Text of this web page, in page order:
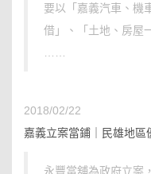
要以「嘉義汽車、機
借」、「土地、房屋
2018/02/22
嘉義立案當鋪｜民雄地
永豐當舖為政府立案